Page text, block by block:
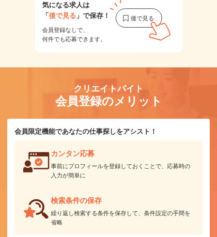
気になる求人は
「後で見る 」で保存！
会員登録なしで、
何件でも応募できます。
クリエイトバイト
会員登録のメリット
会員限定機能であなたの仕事探しをアシスト！
カンタン応募
事前にプロフィールを登録しておくことで、応募時の
入力が簡単に
検索条件の保存
繰り返し検索する条件を保存して、条件設定の手間を
省略